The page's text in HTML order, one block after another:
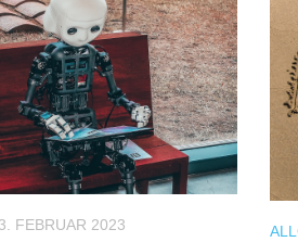
3. FEBRUAR 2023